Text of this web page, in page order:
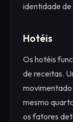
identidade
Hotéis
Os hotéis
de receitas.
movimentado
mesmo
os fatores